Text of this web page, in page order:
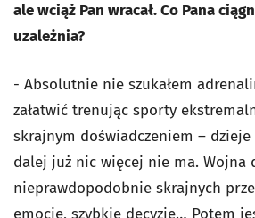
ale wciąż Pan wracał. Co Pana
uzależnia?
- Absolutnie nie szukałem
załatwić trenując sporty
skrajnym doświadczeniem –
dalej już nic więcej nie ma. Wojna
nieprawdopodobnie skrajnych
emocje, szybkie decyzje… Potem